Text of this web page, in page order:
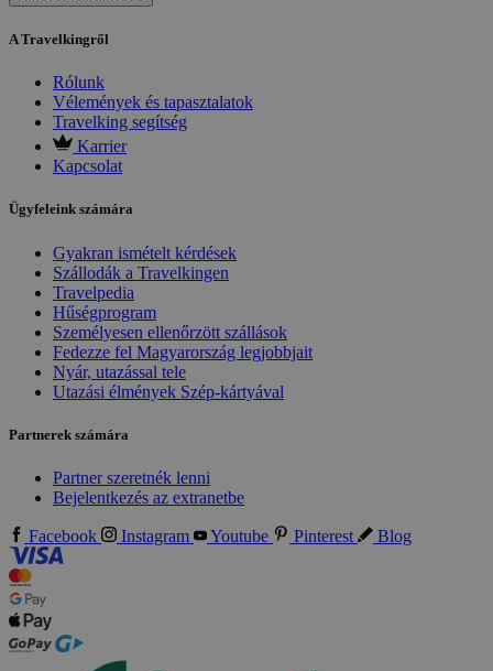
A Travelkingről
Rólunk
Vélemények és tapasztalatok
Travelking segítség
Karrier
Kapcsolat
Ügyfeleink számára
Gyakran ismételt kérdések
Szállodák a Travelkingen
Travelpedia
Hűségprogram
Személyesen ellenőrzött szállások
Fedezze fel Magyarország legjobbjait
Nyár, utazással tele
Utazási élmények Szép-kártyával
Partnerek számára
Partner szeretnék lenni
Bejelentkezés az extranetbe
Facebook Instagram Youtube Pinterest Blog